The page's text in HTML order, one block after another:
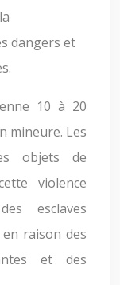
dangers et
10 à 20
mineure. Les
objets de
violence
esclaves
raison des
et des